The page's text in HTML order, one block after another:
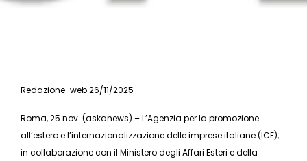
Redazione-web 26/11/2025
Roma, 25 nov. (askanews) – L’Agenzia per la promozione
all’estero e l’internazionalizzazione delle imprese italiane (ICE),
in collaborazione con il Ministero degli Affari Esteri e della